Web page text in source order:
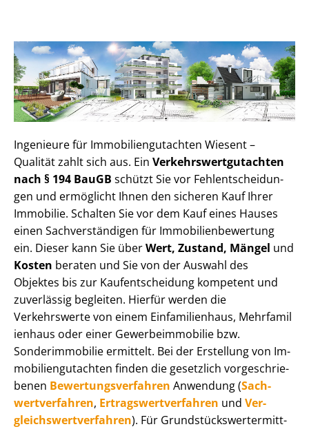
Ingenieure für Im­mo­bi­li­en­gut­ach­ten Wiesent –
Qualität zahlt sich aus. Ein Ver­kehrs­wert­gut­ach­ten
nach § 194 BauGB schützt Sie vor Fehl­ent­schei­dun­
gen und ermöglicht Ihnen den sicheren Kauf Ihrer
Immobilie. Schalten Sie vor dem Kauf eines Hauses
einen Sach­ver­stän­di­gen für Im­mo­bi­li­en­be­wer­tung
ein. Dieser kann Sie überWert, Zustand, Mängel und
Kosten beraten und Sie von der Auswahl des
Objektes bis zur Kauf­ent­schei­dung kompetent und
zuverlässig begleiten. Hierfür werden die
Verkehrswerte von einem Einfamilienhaus, Mehr­fa­mi­l
i­en­haus oder einer Ge­wer­be­im­mo­bi­lie bzw.
Sonderimmobilie ermittelt. Bei der Erstellung von Im­
mo­bi­li­en­gut­ach­ten finden die gesetzlich vor­ge­schrie­
be­nen Be­wer­tungs­ver­fah­ren Anwendung (Sach­
wert­ver­fah­ren, Er­trags­wert­ver­fah­ren und Ver­
gleichs­wert­ver­fah­ren). Für Grund­stücks­wert­ermitt­